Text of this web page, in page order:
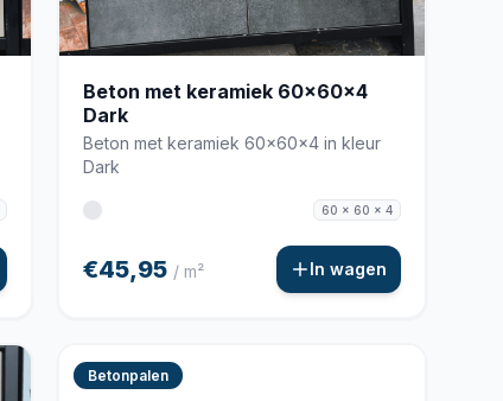
Beton met keramiek 60x60x4
Dark
Beton met keramiek 60x60x4 in kleur
Dark
60 x 60 x 4
€45,95 / m² In wagen
Betonpalen